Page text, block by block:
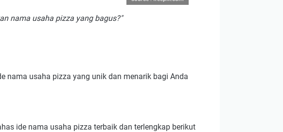
nama usaha pizza yang bagus?"
nama usaha pizza yang unik dan menarik bagi Anda
ide nama usaha pizza terbaik dan terlengkap berikut